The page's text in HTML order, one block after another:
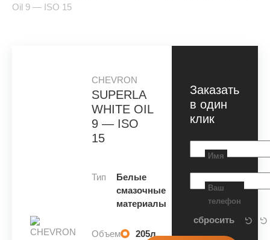
Oil 9 — ISO 15
CHEVRON
SUPERLA
WHITE OIL
9 — ISO
15
Тип
Белые
смазочные
материалы
Объем
205л
Заказать
в один
клик
Имя
Ваш
телефон